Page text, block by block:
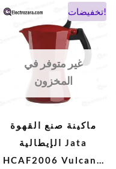
تخفيضات!
غير متوفر في
المخزون
ماكينة صنع القهوة
الإيطالية Jata
HCAF2006 Vulcano
السعر
الأصلي
هو:
338 DH.
السعر
الحالي